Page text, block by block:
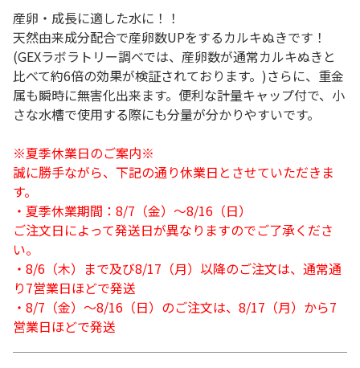
産卵・成長に適した水に！！
天然由来成分配合で産卵数UPをするカルキぬきです！
(GEXラボラトリー調べでは、産卵数が通常カルキぬきと
比べて約6倍の効果が検証されております。)さらに、重金
属も瞬時に無害化出来ます。便利な計量キャップ付で、小
さな水槽で使用する際にも分量が分かりやすいです。
※夏季休業日のご案内※
誠に勝手ながら、下記の通り休業日とさせていただきま
す。
・夏季休業期間：8/7（金）～8/16（日）
ご注文日によって発送日が異なりますのでご了承くださ
い。
・8/6（木）まで及び8/17（月）以降のご注文は、通常通
り7営業日ほどで発送
・8/7（金）～8/16（日）のご注文は、8/17（月）から7
営業日ほどで発送